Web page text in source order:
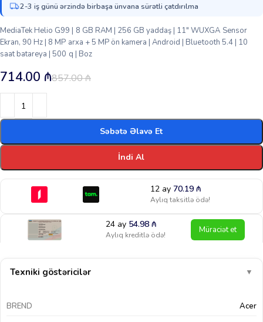
2-3 iş günü ərzində birbaşa ünvana sürətli çatdırılma
MediaTek Helio G99 | 8 GB RAM | 256 GB yaddaş | 11″ WUXGA Sensor
Ekran, 90 Hz | 8 MP arxa + 5 MP ön kamera | Android | Bluetooth 5.4 | 10
saat batareya | 500 q | Boz
857.00₼
714.00 ₼
Səbətə Əlavə Et
İndi Al
12 ay 70.19 ₼
Aylıq taksitlə ödə!
24 ay 54.98₼
Aylıq kreditlə ödə! Müraciət et
Texniki göstəricilər ▼
BREND Acer